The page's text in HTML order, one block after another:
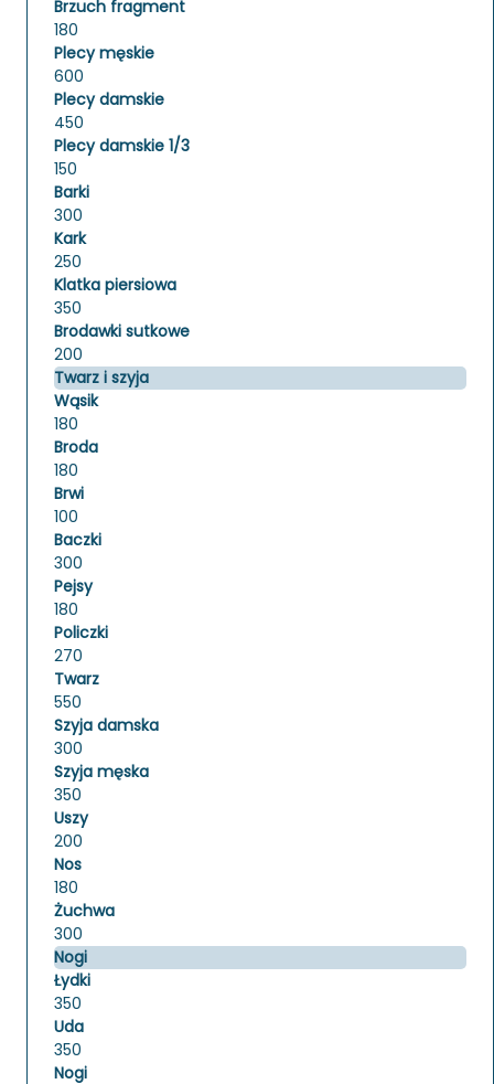
Brzuch fragment
180
Plecy męskie
600
Plecy damskie
450
Plecy damskie 1/3
150
Barki
300
Kark
250
Klatka piersiowa
350
Brodawki sutkowe
200
Twarz i szyja
Wąsik
180
Broda
180
Brwi
100
Baczki
300
Pejsy
180
Policzki
270
Twarz
550
Szyja damska
300
Szyja męska
350
Uszy
200
Nos
180
Żuchwa
300
Nogi
Łydki
350
Uda
350
Nogi